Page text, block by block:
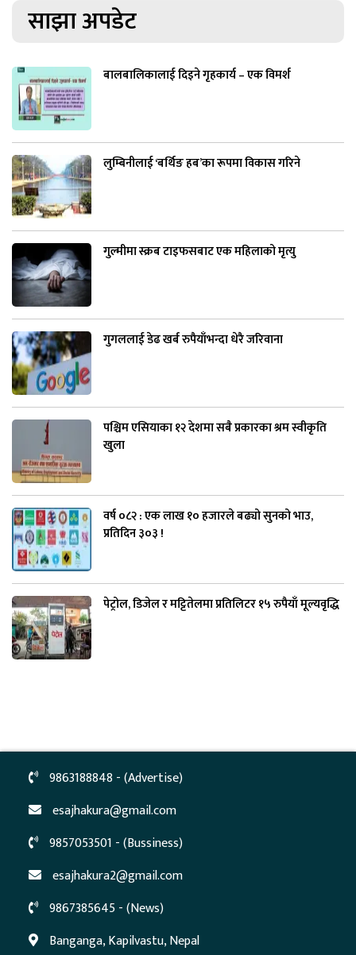
साझा अपडेट
बालबालिकालाई दिइने गृहकार्य – एक विमर्श
लुम्बिनीलाई ‘बर्थिङ हब’का रूपमा विकास गरिने
गुल्मीमा स्क्रब टाइफसबाट एक महिलाको मृत्यु
गुगललाई डेढ खर्ब रुपैयाँभन्दा धेरै जरिवाना
पश्चिम एसियाका १२ देशमा सबै प्रकारका श्रम स्वीकृति
खुला
वर्ष ०८२ : एक लाख १० हजारले बढ्यो सुनको भाउ,
प्रतिदिन ३०३ !
पेट्रोल, डिजेल र मट्टितेलमा प्रतिलिटर १५ रुपैयाँ मूल्यवृद्धि
9863188848 - (Advertise)
esajhakura@gmail.com
9857053501 - (Bussiness)
esajhakura2@gmail.com
9867385645 - (News)
Banganga, Kapilvastu, Nepal